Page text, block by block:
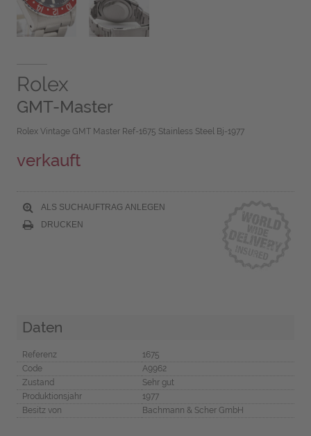
Rolex
GMT-Master
Rolex Vintage GMT Master Ref-1675 Stainless Steel Bj-1977
verkauft
ALS SUCHAUFTRAG ANLEGEN
DRUCKEN
Daten
Referenz
1675
Code
A9962
Zustand
Sehr gut
Produktionsjahr
1977
Besitz von
Bachmann & Scher GmbH